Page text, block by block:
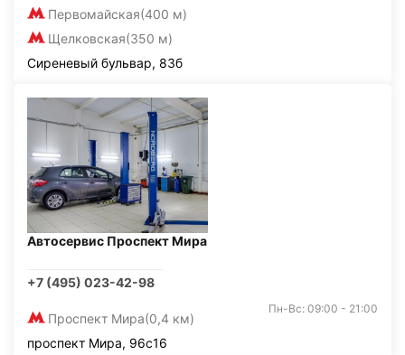
Первомайская(400 м)
Щелковская(350 м)
Сиреневый бульвар, 83б
Автосервис Проспект Мира
+7 (495) 023-42-98
Проспект Мира(0,4 км)
Пн-Вс: 09:00 - 21:00
проспект Мира, 96с16